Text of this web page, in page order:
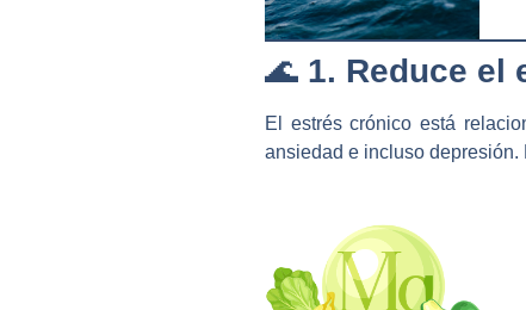
🌊 1. Reduce el
El estrés crónico está
ansiedad e incluso depresión.